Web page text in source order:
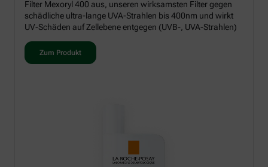
Filter Mexoryl 400 aus, unseren wirksamsten Filter gegen
schädliche ultra-lange UVA-Strahlen bis 400nm und wirkt
UV-Schäden auf Zellebene entgegen (UVB-, UVA-Strahlen)
Zum Produkt